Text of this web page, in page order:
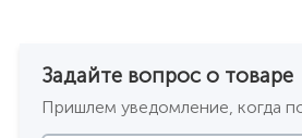
Задайте вопрос о товаре
Пришлем уведомление, когда